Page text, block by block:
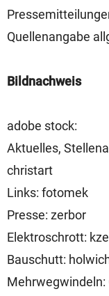
Quellenangabe
Bildnachweis
adobe stock:
Aktuelles,
christart
Links: fotomek
Presse: zerbor
Elektroschrott:
Bauschutt:
Mehrwegwindeln: